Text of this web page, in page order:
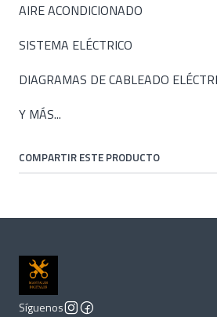
AIRE ACONDICIONADO
SISTEMA ELÉCTRICO
DIAGRAMAS DE CABLEADO
Y MÁS...
COMPARTIR ESTE PRODUCTO
Síguenos